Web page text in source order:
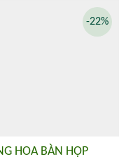
HOA BÀN HỌP
-22%